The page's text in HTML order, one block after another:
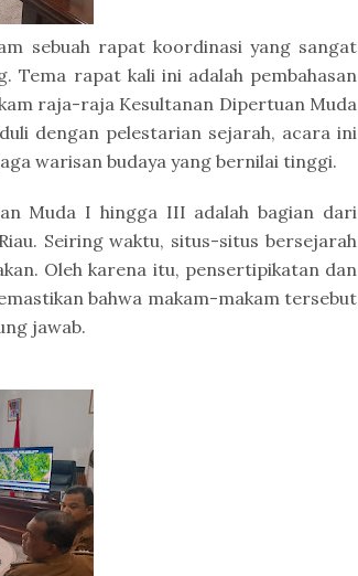
sebuah rapat koordinasi yang sangat
Tema rapat kali ini adalah pembahasan
raja-raja Kesultanan Dipertuan Muda
dengan pelestarian sejarah, acara ini
warisan budaya yang bernilai tinggi.
Muda I hingga III adalah bagian dari
Seiring waktu, situs-situs bersejarah
Oleh karena itu, pensertipikatan dan
bahwa makam-makam tersebut
jawab.